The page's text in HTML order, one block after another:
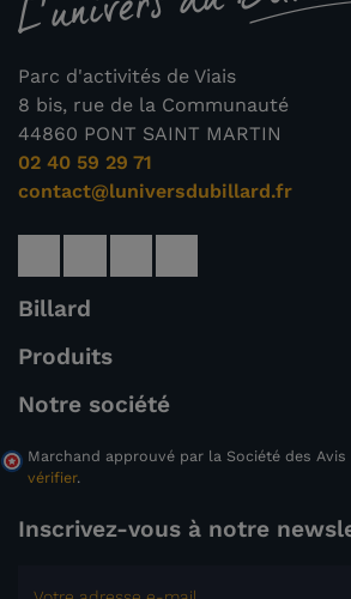
Parc d'activités de Viais
8 bis, rue de la Communauté
44860 PONT SAINT MARTIN
02 40 59 29 71
contact@luniversdubillard.fr
Billard
Produits
Notre société
Marchand approuvé par la Société des Avis
vérifier.
Inscrivez-vous à notre